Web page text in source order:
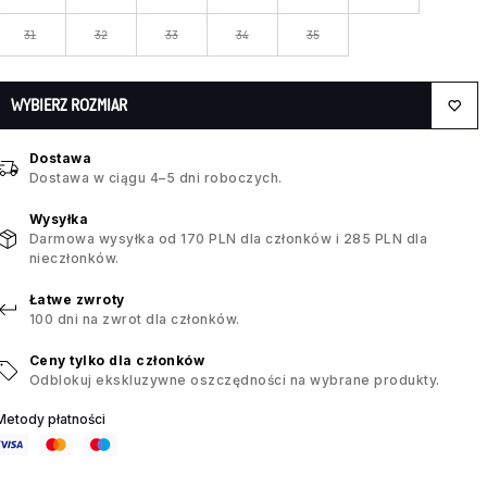
31 32 33 34 35
WYBIERZ ROZMIAR
Dostawa
Dostawa w ciągu 4–5 dni roboczych.
Wysyłka
Darmowa wysyłka od 170 PLN dla członków i 285 PLN dla
nieczłonków.
Łatwe zwroty
100 dni na zwrot dla członków.
Ceny tylko dla członków
Odblokuj ekskluzywne oszczędności na wybrane produkty.
płatności